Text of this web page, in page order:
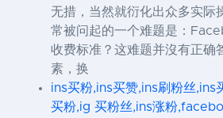
无措，当然就衍化出众多实际
常被问起的一个难题是：
收费标准？这难题并沒有正确
素，换
ins买粉,ins买赞,ins刷粉丝,ins
买粉,ig 买粉丝,ins涨粉